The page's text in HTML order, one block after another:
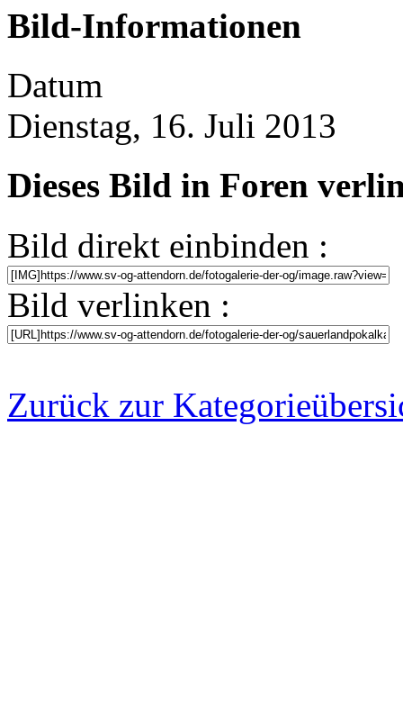
Bild-Informationen
Datum
Dienstag, 16. Juli 2013
Dieses Bild in Foren
Bild direkt einbinden :
Bild verlinken :
Zurück zur